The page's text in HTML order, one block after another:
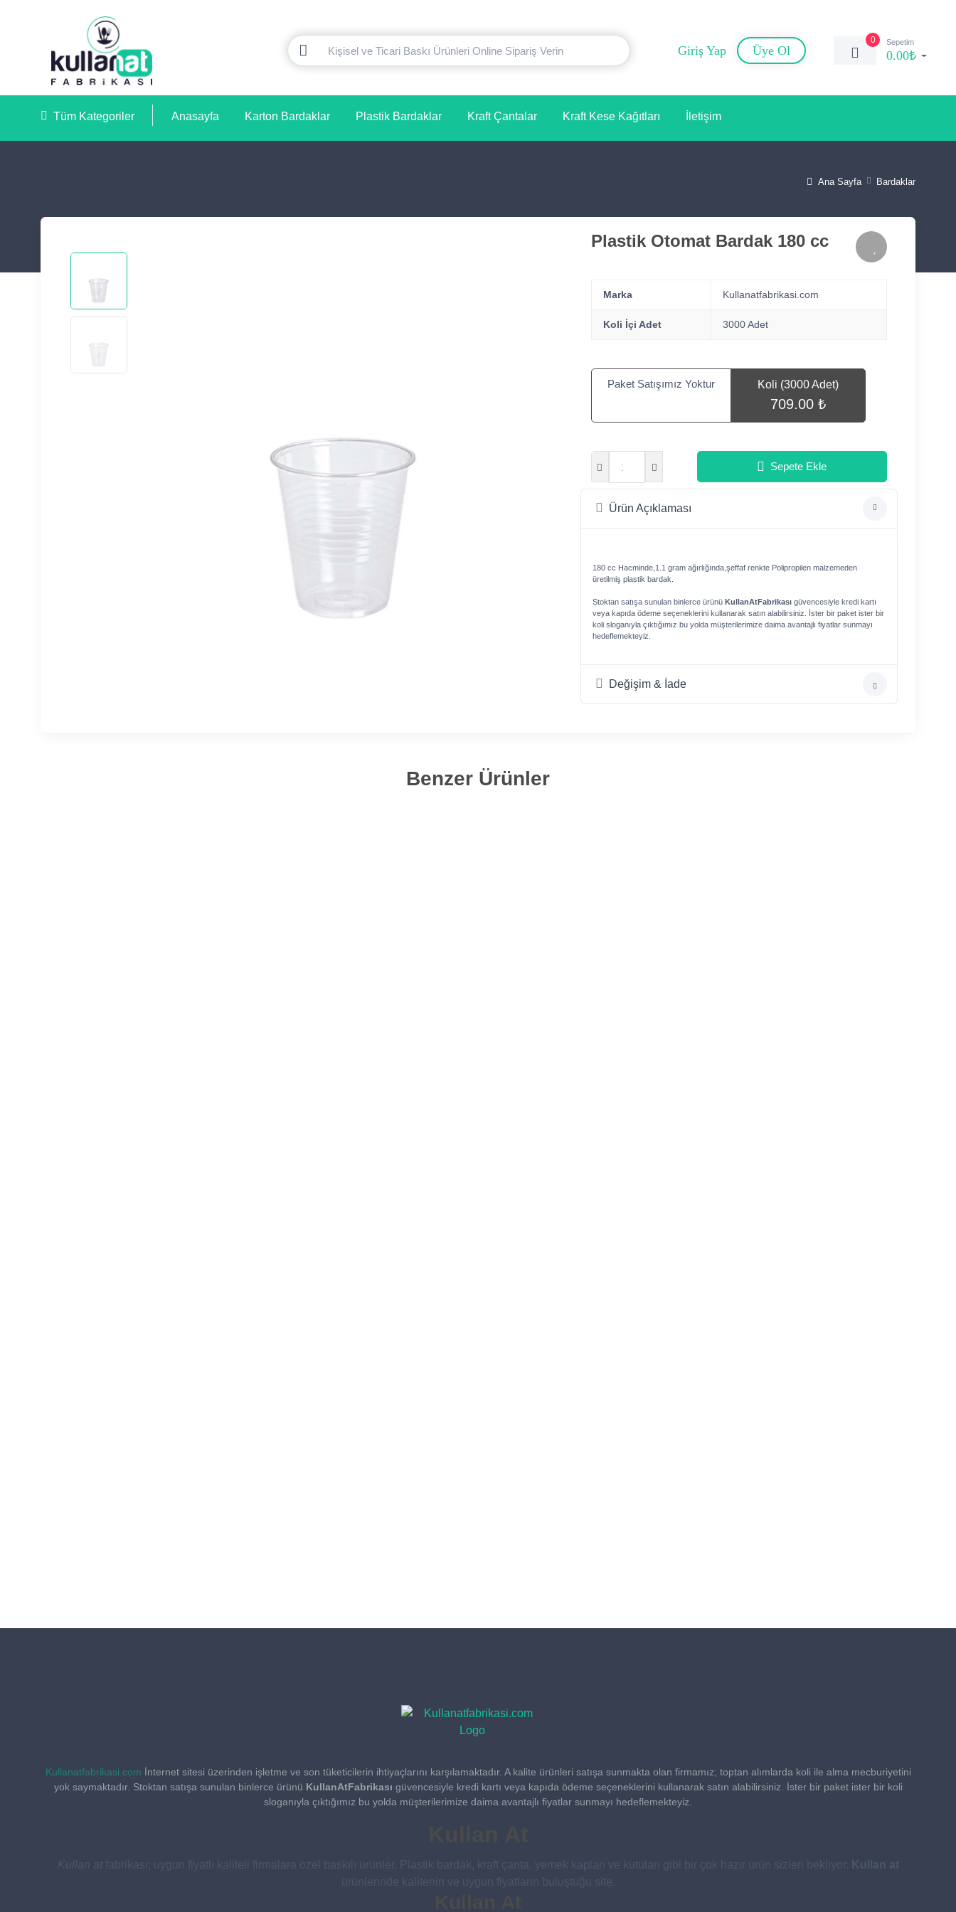
Giriş Yap Üye Ol
0 Sepetim
0.00₺
Tüm Kategoriler Anasayfa Karton Bardaklar Plastik Bardaklar Kraft Çantalar Kraft Kese Kağıtları İletişim
Ana Sayfa Bardaklar
Plastik Otomat Bardak 180 cc
Marka Kullanatfabrikasi.com
Koli İçi Adet 3000 Adet
Paket Satışımız Yoktur Koli (3000 Adet)
709.00 ₺
Sepete Ekle
Ürün Açıklaması
180 cc Hacminde,1.1 gram ağırlığında,şeffaf renkte Polipropilen malzemeden
üretilmiş plastik bardak.
Stoktan satışa sunulan binlerce ürünü KullanAtFabrikasıgüvencesiyle kredi kartı
veya kapıda ödeme seçeneklerini kullanarak satın alabilirsiniz. İster bir paket ister bir
koli sloganıyla çıktığımız bu yolda müşterilerimize daima avantajlı fiyatlar sunmayı
hedeflemekteyiz.
Değişim & İade
Benzer Ürünler
Kullanatfabrikasi.com İnternet sitesi üzerinden işletme ve son tüketicilerin ihtiyaçlarını karşılamaktadır. A kalite ürünleri satışa sunmakta olan firmamız; toptan alımlarda koli ile alma mecburiyetini
yok saymaktadır. Stoktan satışa sunulan binlerce ürünü KullanAtFabrikası güvencesiyle kredi kartı veya kapıda ödeme seçeneklerini kullanarak satın alabilirsiniz. İster bir paket ister bir koli
sloganıyla çıktığımız bu yolda müşterilerimize daima avantajlı fiyatlar sunmayı hedeflemekteyiz.
Kullan atfabrikası; uygun fiyatlı kaliteli firmalara özel baskılı ürünler. Plastik bardak, kraft çanta, yemek kapları ve kutuları gibi bir çok hazır ürün sizleri bekliyor. Kullan at
ürünlerinde kalitenin ve uygun fiyatların buluştuğu site.